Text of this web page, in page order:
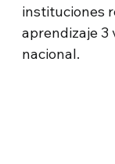
instituciones
aprendizaje 3
nacional.